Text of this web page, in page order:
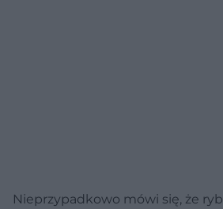
Nieprzypadkowo mówi się, że